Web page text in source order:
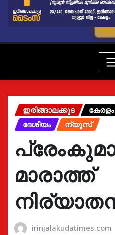
ഇരിങ്ങാലക്കുട കേരളം
ദേശീയം
ന്യൂസ്
മാരാത്ത്
irinjalakudatimes.com